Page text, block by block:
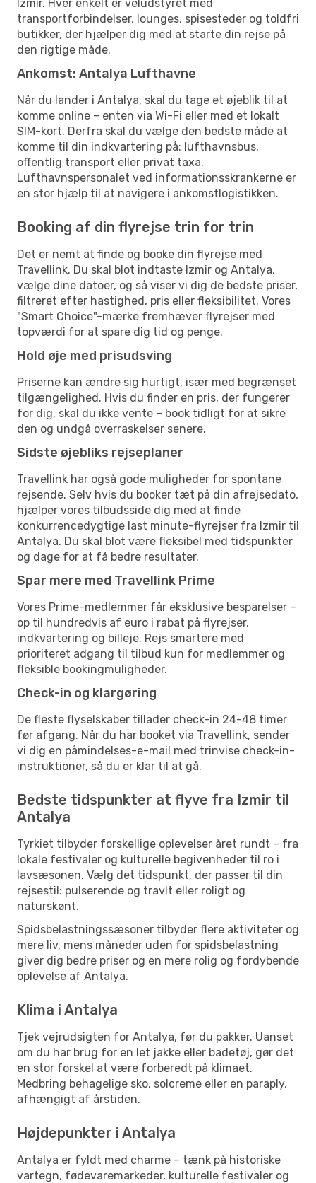
Izmir. Hver enkelt er veludstyret med
transportforbindelser, lounges, spisesteder og toldfri
butikker, der hjælper dig med at starte din rejse på
den rigtige måde.
Ankomst: Antalya Lufthavne
Når du lander i Antalya, skal du tage et øjeblik til at
komme online – enten via Wi-Fi eller med et lokalt
SIM-kort. Derfra skal du vælge den bedste måde at
komme til din indkvartering på: lufthavnsbus,
offentlig transport eller privat taxa.
Lufthavnspersonalet ved informationsskrankerne er
en stor hjælp til at navigere i ankomstlogistikken.
Booking af din flyrejse trin for trin
Det er nemt at finde og booke din flyrejse med
Travellink. Du skal blot indtaste Izmir og Antalya,
vælge dine datoer, og så viser vi dig de bedste priser,
filtreret efter hastighed, pris eller fleksibilitet. Vores
"Smart Choice"-mærke fremhæver flyrejser med
topværdi for at spare dig tid og penge.
Hold øje med prisudsving
Priserne kan ændre sig hurtigt, især med begrænset
tilgængelighed. Hvis du finder en pris, der fungerer
for dig, skal du ikke vente – book tidligt for at sikre
den og undgå overraskelser senere.
Sidste øjebliks rejseplaner
Travellink har også gode muligheder for spontane
rejsende. Selv hvis du booker tæt på din afrejsedato,
hjælper vores tilbudsside dig med at finde
konkurrencedygtige last minute-flyrejser fra Izmir til
Antalya. Du skal blot være fleksibel med tidspunkter
og dage for at få bedre resultater.
Spar mere med Travellink Prime
Vores Prime-medlemmer får eksklusive besparelser –
op til hundredvis af euro i rabat på flyrejser,
indkvartering og billeje. Rejs smartere med
prioriteret adgang til tilbud kun for medlemmer og
fleksible bookingmuligheder.
Check-in og klargøring
De fleste flyselskaber tillader check-in 24-48 timer
før afgang. Når du har booket via Travellink, sender
vi dig en påmindelses-e-mail med trinvise check-in-
instruktioner, så du er klar til at gå.
Bedste tidspunkter at flyve fra Izmir til
Antalya
Tyrkiet tilbyder forskellige oplevelser året rundt – fra
lokale festivaler og kulturelle begivenheder til ro i
lavsæsonen. Vælg det tidspunkt, der passer til din
rejsestil: pulserende og travlt eller roligt og
naturskønt.
Spidsbelastningssæsoner tilbyder flere aktiviteter og
mere liv, mens måneder uden for spidsbelastning
giver dig bedre priser og en mere rolig og fordybende
oplevelse af Antalya.
Klima i Antalya
Tjek vejrudsigten for Antalya, før du pakker. Uanset
om du har brug for en let jakke eller badetøj, gør det
en stor forskel at være forberedt på klimaet.
Medbring behagelige sko, solcreme eller en paraply,
afhængigt af årstiden.
Højdepunkter i Antalya
Antalya er fyldt med charme – tænk på historiske
vartegn, fødevaremarkeder, kulturelle festivaler og